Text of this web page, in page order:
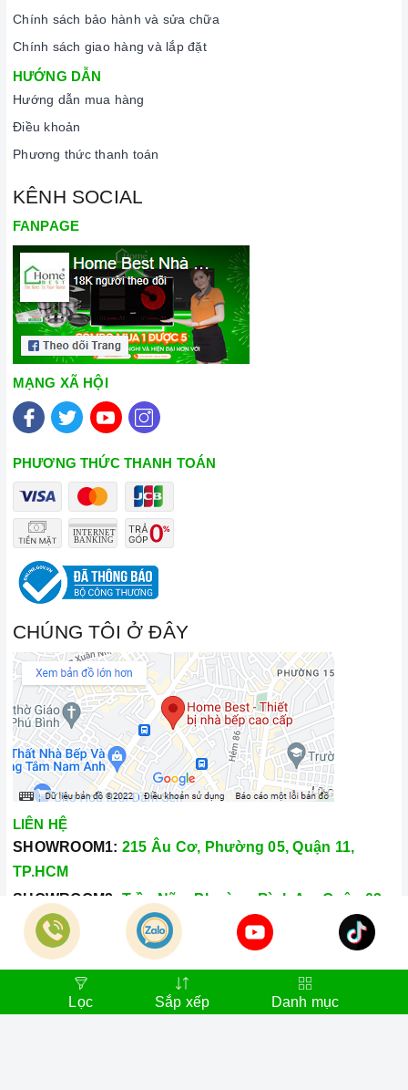
Lọc Sắp xếp Danh mục
Chính sách bảo hành và sửa chữa
Chính sách giao hàng và lắp đặt
HƯỚNG DẪN
Hướng dẫn mua hàng
Điều khoản
Phương thức thanh toán
KÊNH SOCIAL
FANPAGE
MẠNG XÃ HỘI
PHƯƠNG THỨC THANH TOÁN
CHÚNG TÔI Ở ĐÂY
LIÊN HỆ
SHOWROOM1: 215 Âu Cơ, Phường 05, Quận 11,
TP.HCM
SHOWROOM2:
Trần Não, Phường Bình An, Quận 02,
TP.HCM
Hotline:
028.66.79.8989
Khiếu nại: